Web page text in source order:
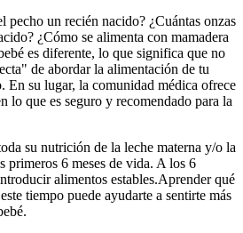
pecho un recién nacido? ¿Cuántas onzas
¿Cómo se alimenta con mamadera
es diferente, lo que significa que no
de abordar la alimentación de tu
En su lugar, la comunidad médica ofrece
lo que es seguro y recomendado para la
su nutrición de la leche materna y/o la
primeros 6 meses de vida. A los 6
alimentos estables.Aprender qué
tiempo puede ayudarte a sentirte más